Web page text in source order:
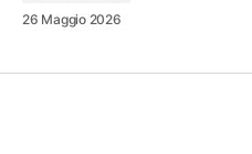
26 Maggio 2026